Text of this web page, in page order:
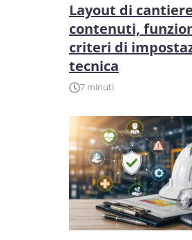
Layout di
contenuti,
criteri di
tecnica
7 minuti